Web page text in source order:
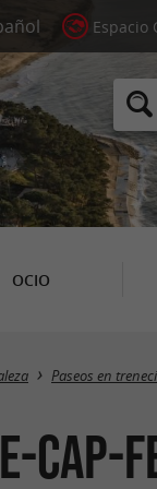
Espacio
OCIO
Paseos en
Cap-